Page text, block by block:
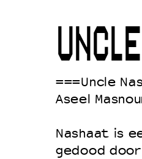
EDUCATIE
===Uncle
Aseel
Nashaat is
gedood